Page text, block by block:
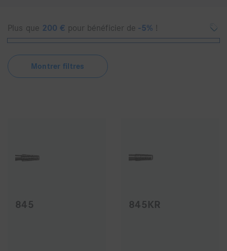
Plus que 200 € pour bénéficier de-5% !
Montrer filtres
845 845KR